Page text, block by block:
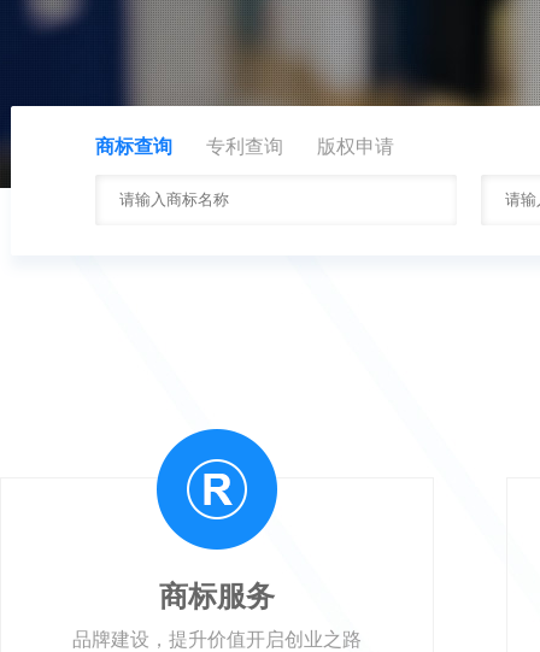
商标查询 专利查询 版权申请
商标服务
品牌建设，提升价值开启创业之路